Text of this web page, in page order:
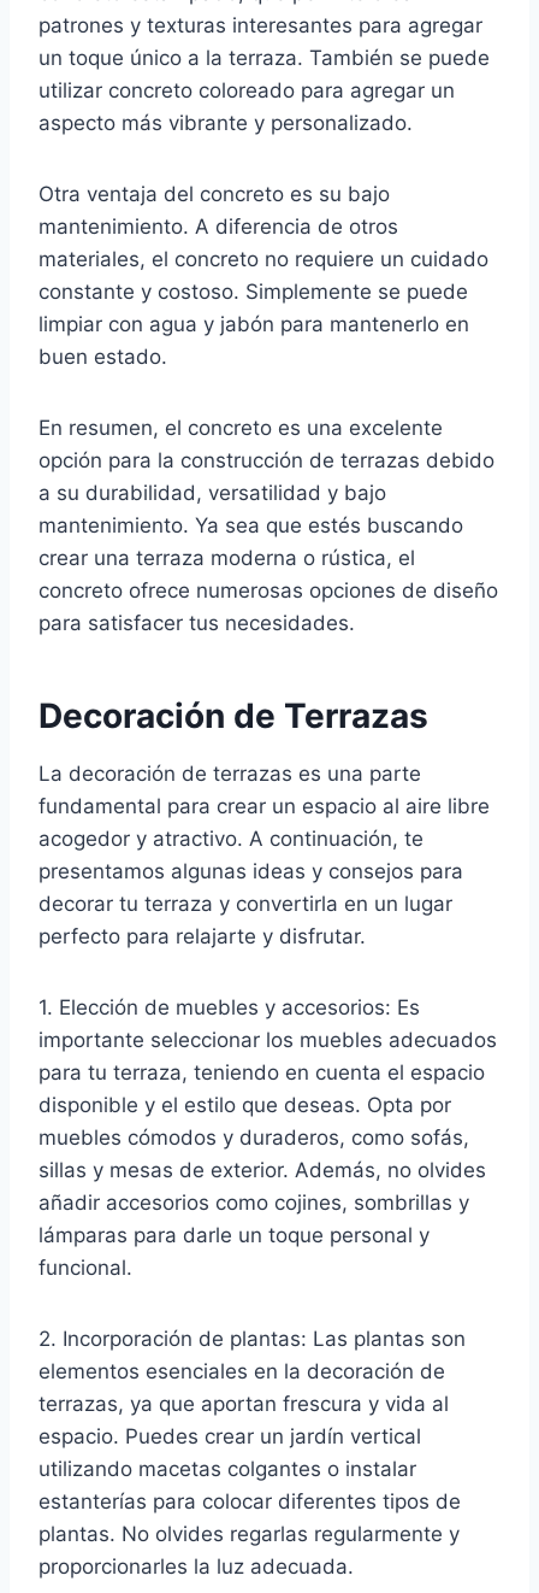
patrones y texturas interesantes para agregar
un toque único a la terraza. También se puede
utilizar concreto coloreado para agregar un
aspecto más vibrante y personalizado.
Otra ventaja del concreto es su bajo
mantenimiento. A diferencia de otros
materiales, el concreto no requiere un cuidado
constante y costoso. Simplemente se puede
limpiar con agua y jabón para mantenerlo en
buen estado.
En resumen, el concreto es una excelente
opción para la construcción de terrazas debido
a su durabilidad, versatilidad y bajo
mantenimiento. Ya sea que estés buscando
crear una terraza moderna o rústica, el
concreto ofrece numerosas opciones de diseño
para satisfacer tus necesidades.
Decoración de Terrazas
La decoración de terrazas es una parte
fundamental para crear un espacio al aire libre
acogedor y atractivo. A continuación, te
presentamos algunas ideas y consejos para
decorar tu terraza y convertirla en un lugar
perfecto para relajarte y disfrutar.
1. Elección de muebles y accesorios: Es
importante seleccionar los muebles adecuados
para tu terraza, teniendo en cuenta el espacio
disponible y el estilo que deseas. Opta por
muebles cómodos y duraderos, como sofás,
sillas y mesas de exterior. Además, no olvides
añadir accesorios como cojines, sombrillas y
lámparas para darle un toque personal y
funcional.
2. Incorporación de plantas: Las plantas son
elementos esenciales en la decoración de
terrazas, ya que aportan frescura y vida al
espacio. Puedes crear un jardín vertical
utilizando macetas colgantes o instalar
estanterías para colocar diferentes tipos de
plantas. No olvides regarlas regularmente y
proporcionarles la luz adecuada.